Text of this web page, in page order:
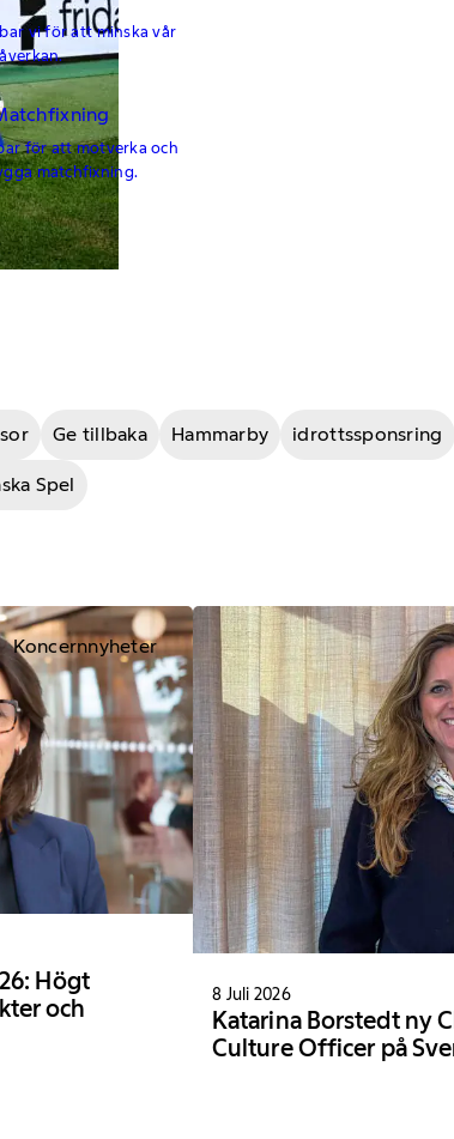
vi för att minska vår
för att motverka och
matchfixning.
Ge tillbaka Hammarby idrottssponsring
Spel
Koncernnyheter
Högt
och
8 Juli 2026
Katarina Borstedt ny
Culture Officer på